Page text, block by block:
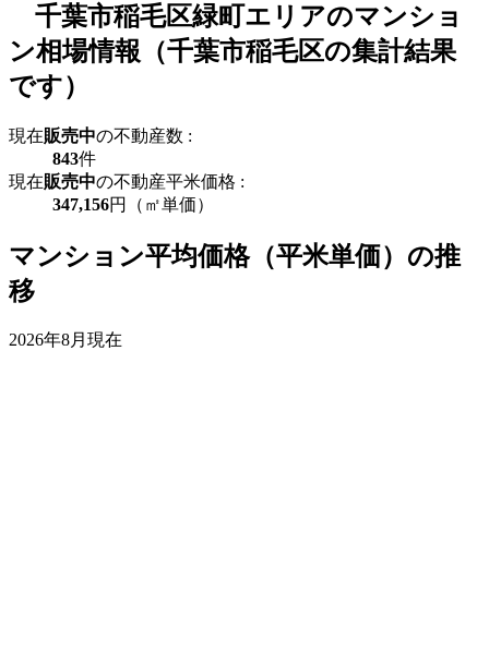
千葉市稲毛区緑町エリアのマンショ
ン相場情報（千葉市稲毛区の集計結果
です）
現在販売中の不動産数 :
843件
現在販売中の不動産平米価格 :
347,156円（㎡単価）
マンション平均価格（平米単価）の推
移
2026年8月現在